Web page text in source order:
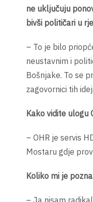
ne uključuju
bivši političari u
– To je bilo
neustavnim i
Bošnjake. To se
zagovornici tih
Kako vidite ulogu
– OHR je servis
Mostaru gdje
Koliko mi je
– Ja nisam